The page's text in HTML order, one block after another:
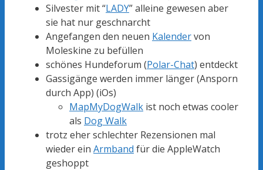
Silvester mit “LADY” alleine gewesen aber
sie hat nur geschnarcht
Angefangen den neuen Kalendervon
Moleskine zu befüllen
schönes Hundeforum (Polar-Chat) entdeckt
Gassigänge werden immer länger (Ansporn
durch App) (iOs)
MapMyDogWalk ist noch etwas cooler
als Dog Walk
trotz eher schlechter Rezensionen mal
wieder ein Armband für die AppleWatch
geshoppt